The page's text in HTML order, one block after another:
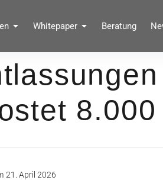
by BRANDPUNKT
Whitepaper Beratung
21. April 2026